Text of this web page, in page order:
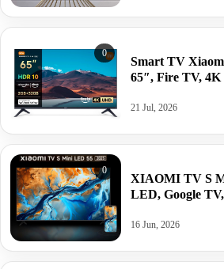
0
Smart TV
65″, Fire TV,
21 Jul, 2026
0
XIAOMI TV S
LED, Google
16 Jun, 2026